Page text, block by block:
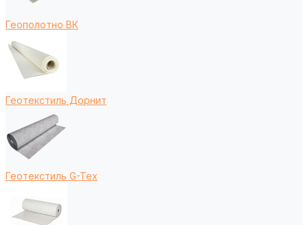
Геополотно ВК
Геотекстиль Дорнит
Геотекстиль G-Tex